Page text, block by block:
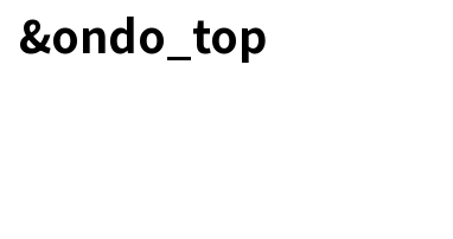
&ondo_top